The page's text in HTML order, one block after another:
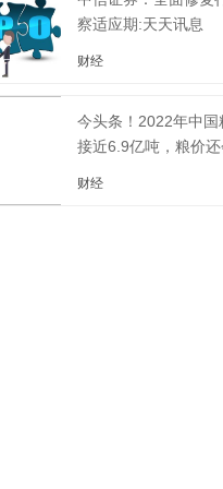
察适应期:天天讯息
财经
今头条！2022年中国
接近6.9亿吨，粮价还
财经